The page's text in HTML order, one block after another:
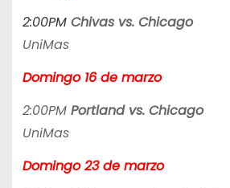
2:00PM Chivas vs. Chicago
UniMas
Domingo 16 de marzo
2:00PM Portland vs. Chicago
UniMas
Domingo 23 de marzo